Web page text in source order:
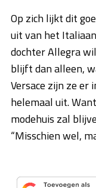
Op zich lijkt dit
uit van het
dochter Allegra
blijft dan alleen,
Versace zijn ze er
helemaal uit.
modehuis zal
“Misschien wel,